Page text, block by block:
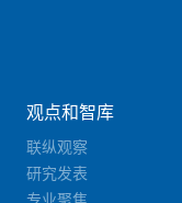
观点和智库
联纵观察
研究发表
专业聚焦